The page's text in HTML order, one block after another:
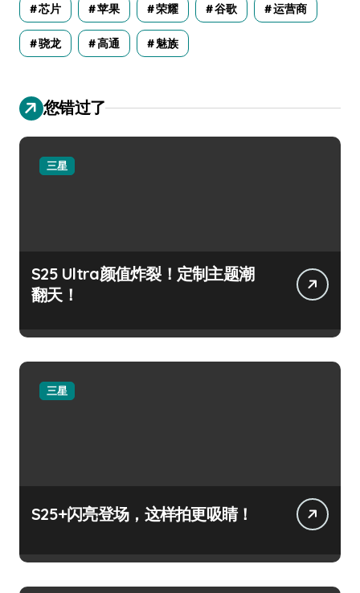
芯片 苹果 荣耀 谷歌 运营商
骁龙 高通 魅族
您错过了
三星
S25 Ultra颜值炸裂！定制主题潮
翻天！
三星
S25+闪亮登场，这样拍更吸睛！